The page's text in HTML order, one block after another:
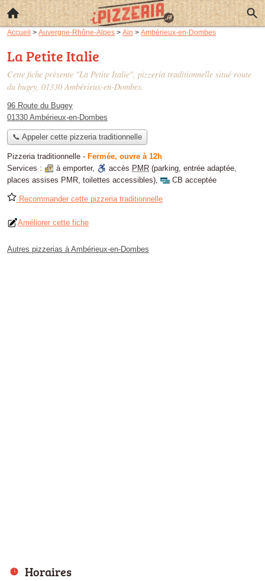
Accueil > Auvergne-Rhône-Alpes > Ain > Ambérieux-en-Dombes
La Petite Italie
Cette fiche présente "La Petite Italie", pizzeria traditionnelle situé route
du bugey, 01330 Ambérieux-en-Dombes.
96 Route du Bugey
01330 Ambérieux-en-Dombes
📞 Appeler cette pizzeria traditionnelle
Pizzeria traditionnelle - Fermée, ouvre à 12h
Services :
à emporter, accès PMR (parking, entrée adaptée,
places assises PMR, toilettes accessibles), CB acceptée
Recommander cette pizzeria traditionnelle
Améliorer cette fiche
Autres pizzerias à Ambérieux-en-Dombes
Horaires